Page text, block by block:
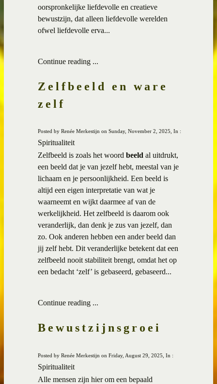
oorspronkelijke liefdevolle en creatieve
bewustzijn, dat alleen liefdevolle werelden
ofwel liefdevolle erva...
Continue reading ...
Zelfbeeld en ware
zelf
Posted by Renée Merkestijn on Sunday, November 2, 2025, In :
Spiritualiteit
Zelfbeeld is zoals het woord beeld al uitdrukt,
een beeld dat je van jezelf hebt, meestal van je
lichaam en je persoonlijkheid. Een beeld is
altijd een eigen interpretatie van wat je
waarneemt en wijkt daarmee af van de
werkelijkheid. Het zelfbeeld is daarom ook
veranderlijk, dan denk je zus van jezelf, dan
zo. Ook anderen hebben een ander beeld dan
jij zelf hebt. Dit veranderlijke betekent dat een
zelfbeeld nooit stabiliteit brengt, omdat het op
een bedacht ‘zelf’ is gebaseerd, gebaseerd...
Continue reading ...
Bewustzijnsgroei
Posted by Renée Merkestijn on Friday, August 29, 2025, In :
Spiritualiteit
Alle mensen zijn hier om een bepaald